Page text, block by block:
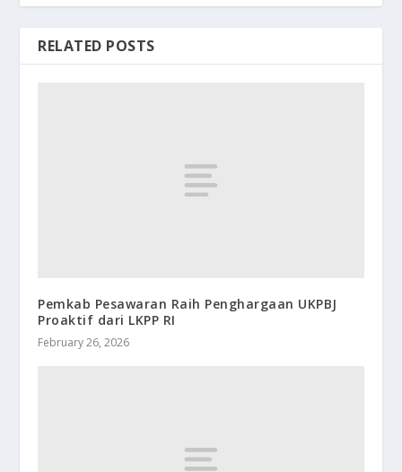
RELATED POSTS
Pemkab Pesawaran Raih Penghargaan UKPBJ
Proaktif dari LKPP RI
February 26, 2026